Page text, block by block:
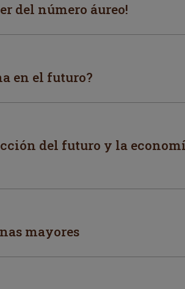
del número áureo!
en el futuro?
del futuro y la
mayores